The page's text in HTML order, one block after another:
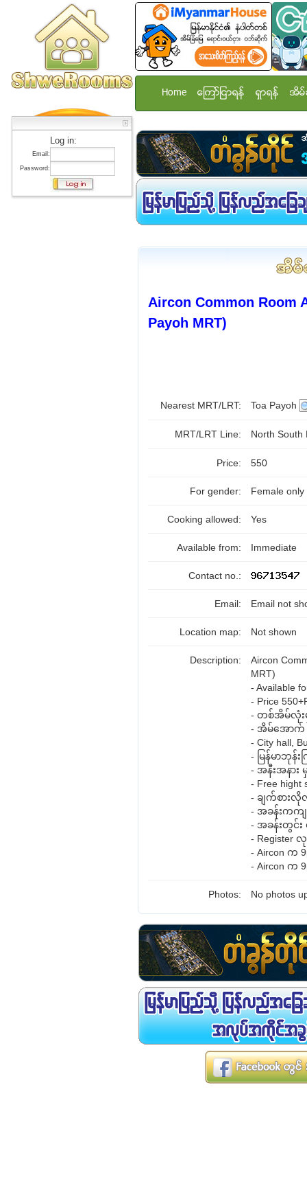
Log in:
Email:
Password:
Home ေၾကာ္ျငာရန္ ရွာရန္ အိမ္
Aircon Common Room
Payoh MRT)
Nearest MRT/LRT: Toa Payoh
MRT/LRT Line: North
Price: 550
For gender: Female only
Cooking allowed: Yes
Available from: Immediate
Contact no.:
Email: Email not
Location map: Not shown
Description:
Aircon
MRT)
- Available
- Price
- တစ်အိမ်လုံးမှ
- အိမ်အောက်
- City hall,
- မြန်မာဘုန်
- အနီးအနား
- Free hight
- ချက်စားလို
- အခန်းကက
- အခန်းတွင်း
- Register
- Aircon က
- Aircon က
Photos: No photos